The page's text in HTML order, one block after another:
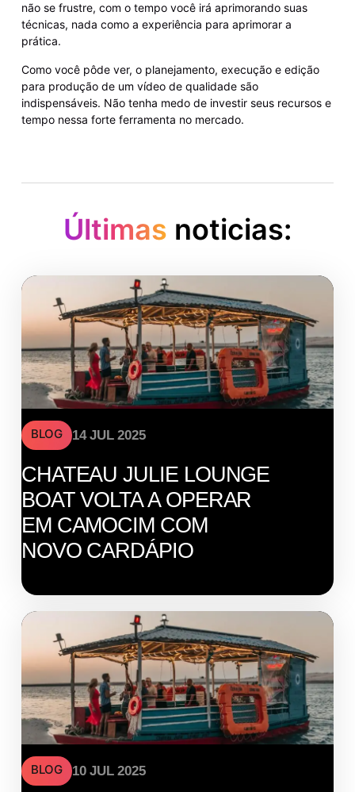
não se frustre, com o tempo você irá aprimorando suas
técnicas, nada como a experiência para aprimorar a
prática.
Como você pôde ver, o planejamento, execução e edição
para produção de um vídeo de qualidade são
indispensáveis. Não tenha medo de investir seus recursos e
tempo nessa forte ferramenta no mercado.
Últimas noticias:
BLOG 14 JUL 2025
CHATEAU JULIE LOUNGE
BOAT VOLTA A OPERAR
EM CAMOCIM COM
NOVO CARDÁPIO
BLOG 10 JUL 2025